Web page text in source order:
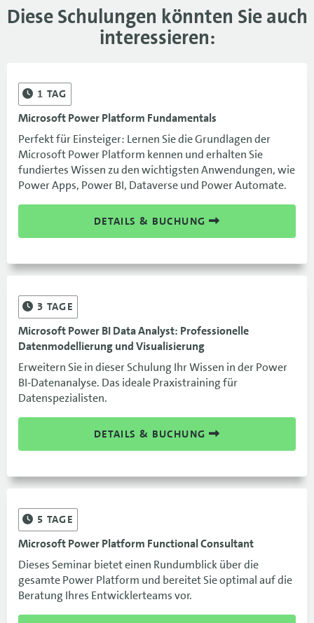
Diese Schulungen könnten Sie auch
interessieren:
1 TAG
Microsoft Power Platform Fundamentals
Perfekt für Einsteiger: Lernen Sie die Grundlagen der
Microsoft Power Platform kennen und erhalten Sie
fundiertes Wissen zu den wichtigsten Anwendungen, wie
Power Apps, Power BI, Dataverse und Power Automate.
DETAILS & BUCHUNG
3 TAGE
Microsoft Power BI Data Analyst: Professionelle
Datenmodellierung und Visualisierung
Erweitern Sie in dieser Schulung Ihr Wissen in der Power
BI-Datenanalyse. Das ideale Praxistraining für
Datenspezialisten.
DETAILS & BUCHUNG
5 TAGE
Microsoft Power Platform Functional Consultant
Dieses Seminar bietet einen Rundumblick über die
gesamte Power Platform und bereitet Sie optimal auf die
Beratung Ihres Entwicklerteams vor.